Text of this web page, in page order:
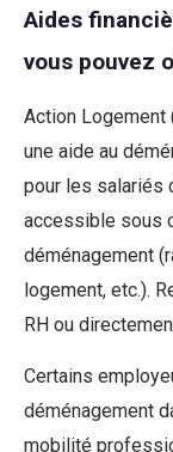
Aides
vous pouvez
Action Logement
une aide au
pour les salariés
accessible sous
déménagement
logement, etc.).
RH ou
Certains
déménagement
mobilité